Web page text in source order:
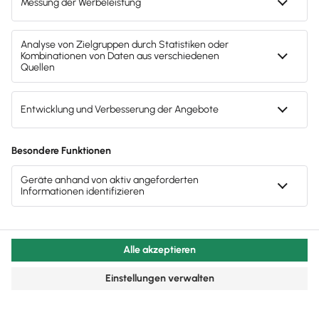
dem Arbeitnehmer die für die Dienstreise
erforderlichen Aufwendungen erstatten muss(§
670 BGB). Übernachtungskosten muss der
Arbeitgeber in Höhe des durch Vorlage der
Rechnung nachgewiesenen Betrags erstatten.
Verpflegungsmehraufwendungen werden in den
pauschalen Sätze erstattet.
Tipp
Kosten begrenzen
Du kannst festlegen, dass z. B. nur die
Fahrtkosten für die Bahnfahrt 2. Klasse